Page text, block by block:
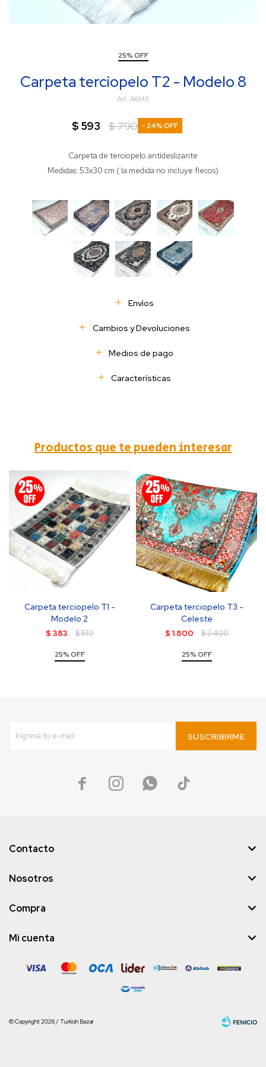
25% OFF
Carpeta terciopelo T2 - Modelo 8
A6M8
$ 593 $790 24
Carpeta de terciopelo antideslizante
Medidas: 53x30 cm ( la medida no incluye flecos)
Envíos
Cambios y Devoluciones
Medios de pago
Características
Productos que te pueden interesar
Carpeta terciopelo T1 -
Modelo 2
$ 383 $510
25% OFF
Carpeta terciopelo T3 -
Celeste
$ 1.800 $2.400
25% OFF
SUSCRIBIRME
   
Contacto
Nosotros
Compra
Mi cuenta
© Copyright 2026 / Turkish Bazar